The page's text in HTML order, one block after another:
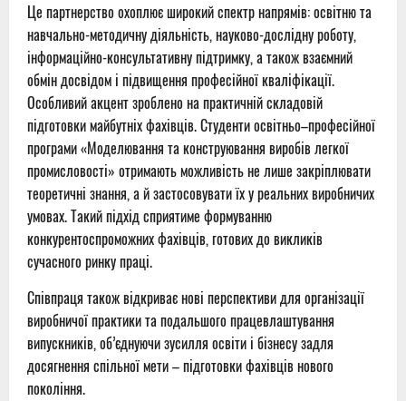
Це партнерство охоплює широкий спектр напрямів: освітню та
навчально-методичну діяльність, науково-дослідну роботу,
інформаційно-консультативну підтримку, а також взаємний
обмін досвідом і підвищення професійної кваліфікації.
Особливий акцент зроблено на практичній складовій
підготовки майбутніх фахівців. Студенти освітньо–професійної
програми «Моделювання та конструювання виробів легкої
промисловості» отримають можливість не лише закріплювати
теоретичні знання, а й застосовувати їх у реальних виробничих
умовах. Такий підхід сприятиме формуванню
конкурентоспроможних фахівців, готових до викликів
сучасного ринку праці.
Співпраця також відкриває нові перспективи для організації
виробничої практики та подальшого працевлаштування
випускників, об’єднуючи зусилля освіти і бізнесу задля
досягнення спільної мети – підготовки фахівців нового
покоління.